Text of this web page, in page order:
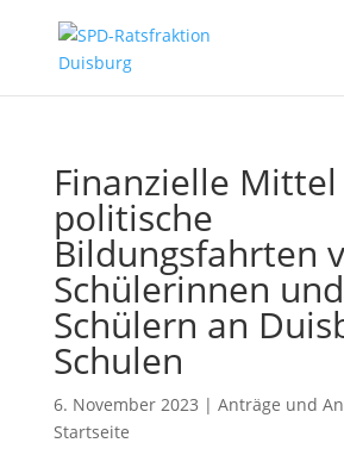
Finanzielle
politische
Bildungsfahrten
Schülerinnen und
Schülern an
Schulen
6. November 2023 | Anträge und
Startseite